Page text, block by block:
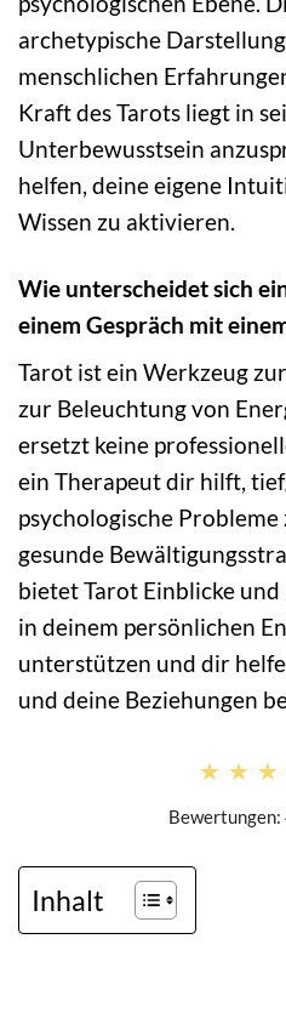
archetypische
menschlichen
Kraft des Tarots liegt in
Unterbewusstsein
helfen, deine eigene
Wissen zu aktivieren.
Wie unterscheidet sich
einem Gespräch mit
Tarot ist ein Werkzeug
zur Beleuchtung von
ersetzt keine
ein Therapeut dir hilft,
psychologische
gesunde
bietet Tarot Einblicke
in deinem persönlichen
unterstützen und dir
und deine Beziehungen
Bewertungen:
Inhalt